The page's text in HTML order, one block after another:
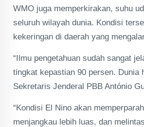
WMO juga memperkirakan, suhu
seluruh wilayah dunia. Kondisi
kekeringan di daerah yang
“Ilmu pengetahuan sudah sangat
tingkat kepastian 90 persen. Dunia
Sekretaris Jenderal PBB António
“Kondisi El Nino akan
menjangkau lebih luas, dan